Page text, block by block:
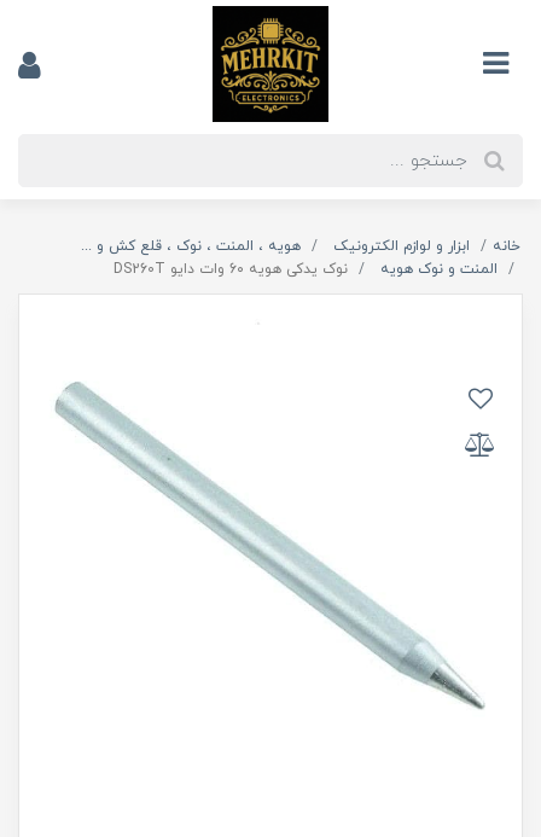
خانه ابزار و لوازم الکترونیک
هویه ، المنت ، نوک ، قلع کش و ...
المنت و نوک هویه
نوک یدکی هویه 6۰ وات دایو DS260T